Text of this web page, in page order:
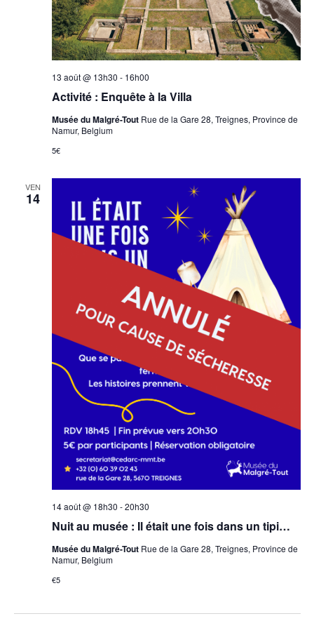
Activité : Enquête à la Villa
13 août @ 13h30 - 16h00
Musée du Malgré-Tout Rue de la Gare 28, Treignes, Province de
Namur, Belgium
5€
VEN
14
Nuit au musée : Il était une fois dans un tipi…
14 août @ 18h30 -20h30
Musée du Malgré-Tout Rue de la Gare 28, Treignes, Province de
Namur, Belgium
€5